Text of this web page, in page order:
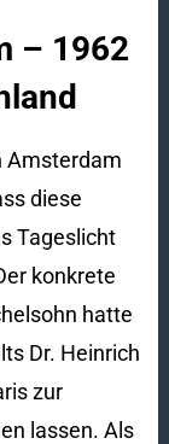
– 1962
Amsterdam
diese
Tageslicht
konkrete
hatte
Dr. Heinrich
zur
lassen. Als